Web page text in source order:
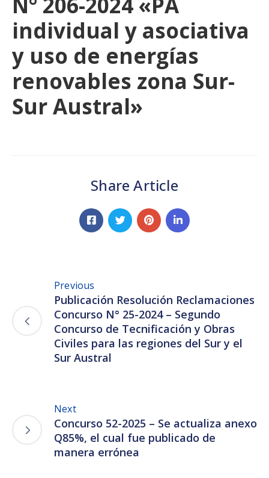
individual y asociativa
y uso de energías
renovables zona Sur-
Sur Austral»
Share Article
Previous
Publicación Resolución Reclamaciones
Concurso N° 25-2024 – Segundo
Concurso de Tecnificación y Obras
Civiles para las regiones del Sur y el
Sur Austral
Next
Concurso 52-2025 – Se actualiza anexo
Q85%, el cual fue publicado de
manera errónea